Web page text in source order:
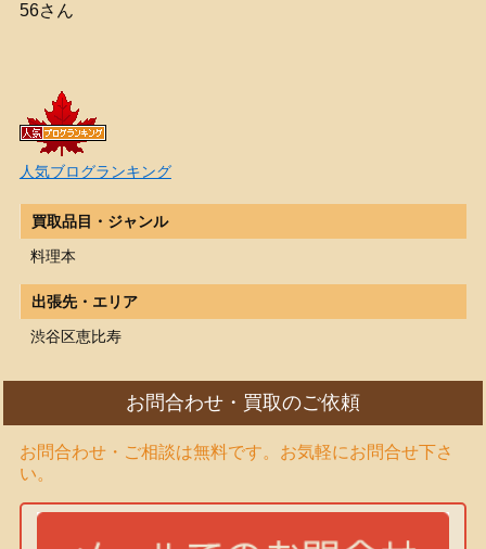
56さん
人気ブログランキング
買取品目・ジャンル
料理本
出張先・エリア
渋谷区恵比寿
お問合わせ・買取のご依頼
お問合わせ・ご相談は無料です。お気軽にお問合せ下さ
い。